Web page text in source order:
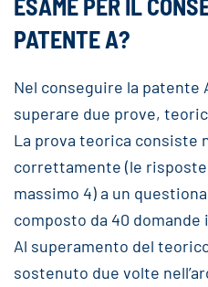
ESAME PER IL
PATENTE A?
Nel conseguire la patente
superare due prove,
La prova teorica consiste
correttamente (le
massimo 4) a un
composto da 40 domande
Al superamento del
sostenuto due volte